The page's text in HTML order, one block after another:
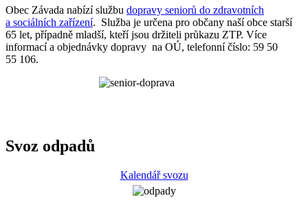
Obec Závada nabízí službu dopravy seniorů do zdravotních
a sociálních zařízení. Služba je určena pro občany naší obce starší
65 let, případně mladší, kteří jsou držiteli průkazu ZTP. Více
informací a objednávky dopravy na OÚ, telefonní číslo: 59 50
55 106.
Svoz odpadů
Kalendář svozu